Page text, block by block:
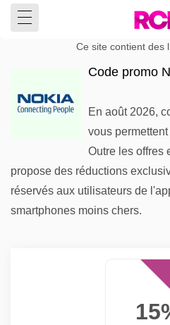
Ce site contient des
Code promo
En août 2026,
vous
Outre les offres
propose des réductions
réservés aux utilisateurs de
smartphones moins chers.